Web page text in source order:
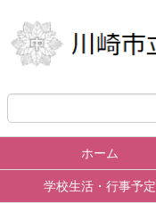
ホーム
学校生活・行事予定